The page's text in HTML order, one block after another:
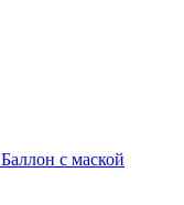
Баллон с маской